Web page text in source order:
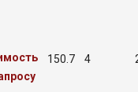
150.7 4